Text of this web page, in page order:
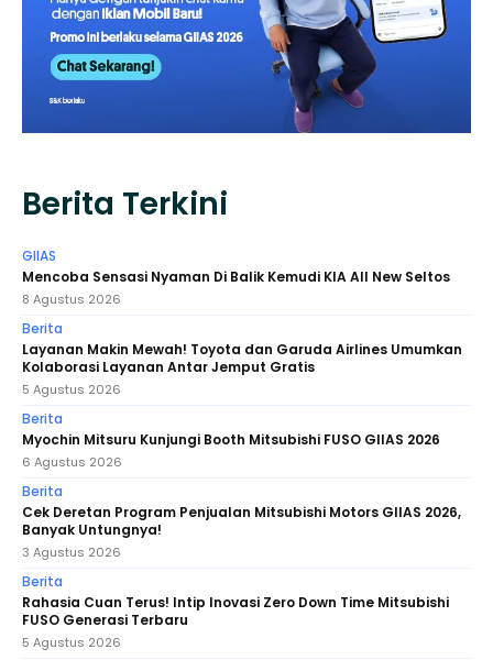
Berita Terkini
GIIAS
Mencoba Sensasi Nyaman Di Balik Kemudi KIA All New Seltos
8 Agustus 2026
Berita
Layanan Makin Mewah! Toyota dan Garuda Airlines Umumkan
Kolaborasi Layanan Antar Jemput Gratis
5 Agustus 2026
Berita
Myochin Mitsuru Kunjungi Booth Mitsubishi FUSO GIIAS 2026
6 Agustus 2026
Berita
Cek Deretan Program Penjualan Mitsubishi Motors GIIAS 2026,
Banyak Untungnya!
3 Agustus 2026
Berita
Rahasia Cuan Terus! Intip Inovasi Zero Down Time Mitsubishi
FUSO Generasi Terbaru
5 Agustus 2026